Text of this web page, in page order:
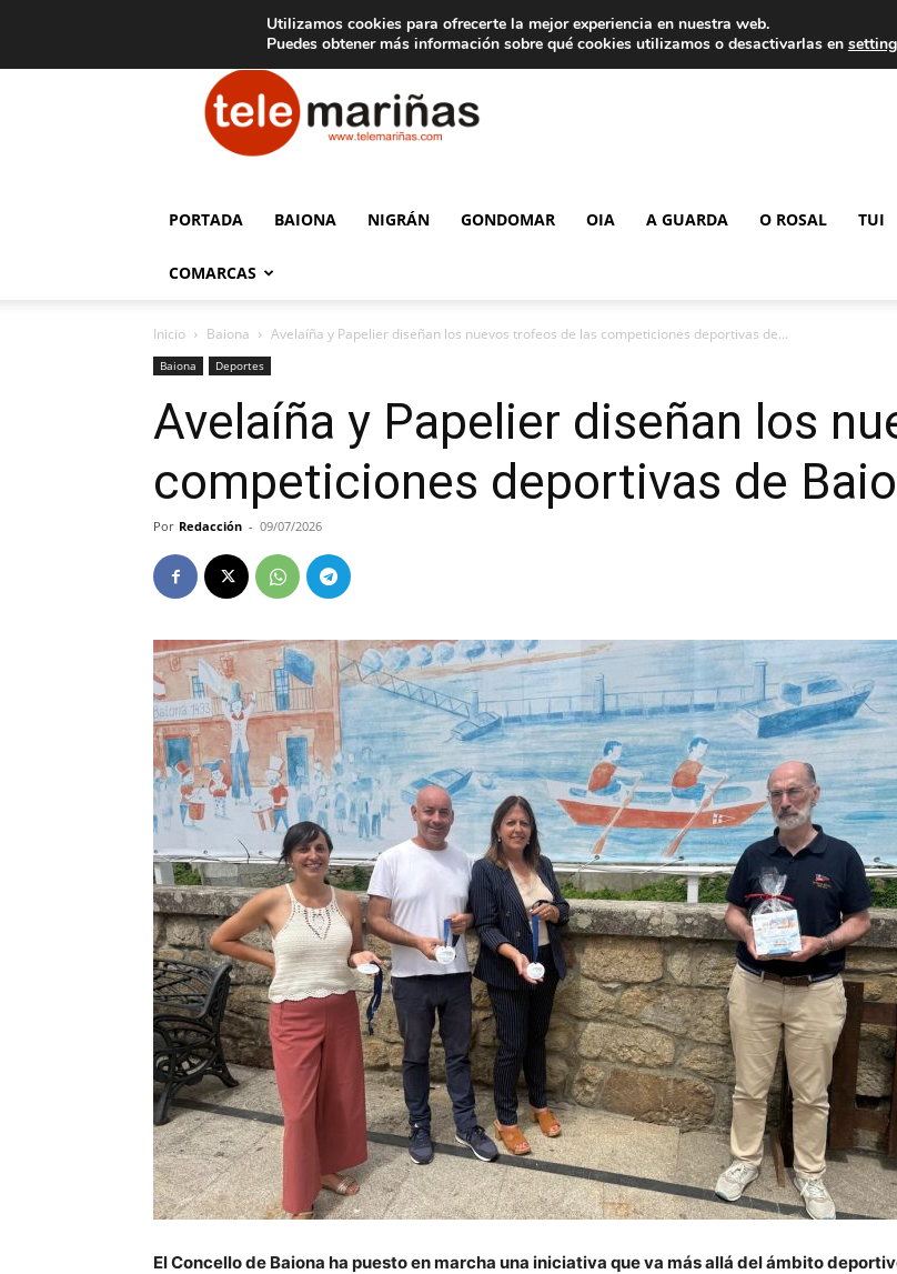
Aviso legal Tarifas de publicidad
Telemariñas
PORTADA BAIONA NIGRÁN GONDOMAR OIA A GUARDA O ROSAL TUI
COMARCAS
Inicio Baiona Avelaíña y Papelier diseñan los nuevos trofeos de las competiciones deportivas de...
Baiona Deportes
Avelaíña y Papelier diseñan los
competiciones deportivas de
Por Redacción - 09/07/2026
El Concello de Baiona ha puesto en marcha una iniciativa que va más allá del ámbito
Utilizamos cookies para ofrecerte la mejor experiencia en nuestra web.
Puedes obtener más información sobre qué cookies utilizamos o desactivarlas en